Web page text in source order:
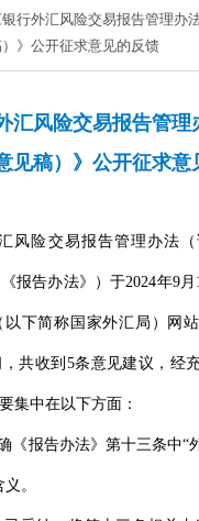
行外汇风险交易报告管理办
》公开征求意见的反馈
汇风险交易报告管理
见稿）》公开征求
汇风险交易报告管理办法
报告办法》）于2024年9月
以下简称国家外汇局）网
共收到 5条意见建议，经
集中在以下方面：
《报告办法》第十三条中“
。